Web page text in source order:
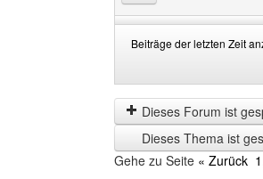
Beiträge der letzten Zeit
der
letzten
Zeit
anzeigen
by
Dieses Forum ist
Dieses Thema ist
Gehe zu Seite « Zurück 1